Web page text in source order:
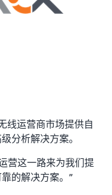
线运营商市场提供自
分析解决方案。
营这一路来为我们提
的解决方案。”